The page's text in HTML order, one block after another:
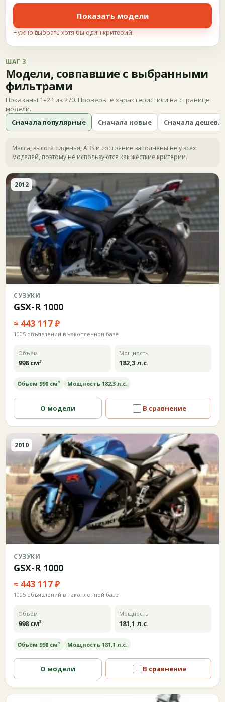
Показать модели
Нужно выбрать хотя бы один критерий.
ШАГ 3
Модели, совпавшие с выбранными
фильтрами
Показаны 1–24 из 270. Проверьте характеристики на странице
модели.
Сначала популярные
Сначала новые Сначала
Масса, высота сиденья, ABS и состояние заполнены не у всех
моделей, поэтому не используются как жёсткие критерии.
2012
СУЗУКИ
GSX-R 1000
≈ 443 117 ₽
1005 объявлений в накопленной базе
Объём
998 см³
Мощность
182,3 л.с.
Объём 998 см³ Мощность 182,3 л.с.
О модели В сравнение
2010
СУЗУКИ
GSX-R 1000
≈ 443 117 ₽
1005 объявлений в накопленной базе
Объём
998 см³
Мощность
181,1 л.с.
Объём 998 см³ Мощность 181,1 л.с.
О модели В сравнение